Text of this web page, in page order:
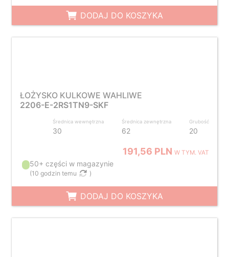
DODAJ DO KOSZYKA
ŁOŻYSKO KULKOWE WAHLIWE
2206-E-2RS1TN9-SKF
Średnica wewnętrzna
30
Średnica zewnętrzna
62
Grubość
20
191,56 PLNW TYM. VAT
50+ części w magazynie
(10 godzin temu )
DODAJ DO KOSZYKA